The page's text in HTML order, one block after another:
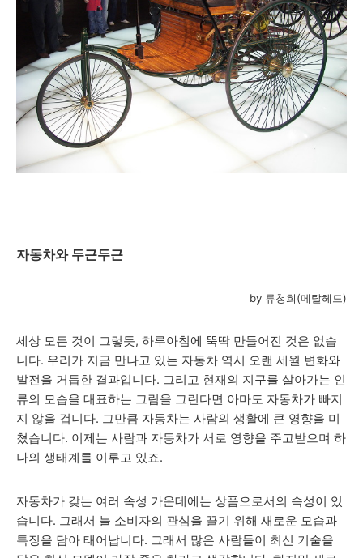
자동차와 두근두근
by 류청희(메탈헤드)
세상 모든 것이 그렇듯, 하루아침에 뚝딱 만들어진 것은 없습
니다. 우리가 지금 만나고 있는 자동차 역시 오랜 세월 변화와
발전을 거듭한 결과입니다. 그리고 현재의 지구를 살아가는 인
류의 모습을 대표하는 그림을 그린다면 아마도 자동차가 빠지
지 않을 겁니다. 그만큼 자동차는 사람의 생활에 큰 영향을 미
쳤습니다. 이제는 사람과 자동차가 서로 영향을 주고받으며 하
나의 생태계를 이루고 있죠.
자동차가 갖는 여러 속성 가운데에는 상품으로서의 속성이 있
습니다. 그래서 늘 소비자의 관심을 끌기 위해 새로운 모습과
특징을 담아 태어납니다. 그래서 많은 사람들이 최신 기술을